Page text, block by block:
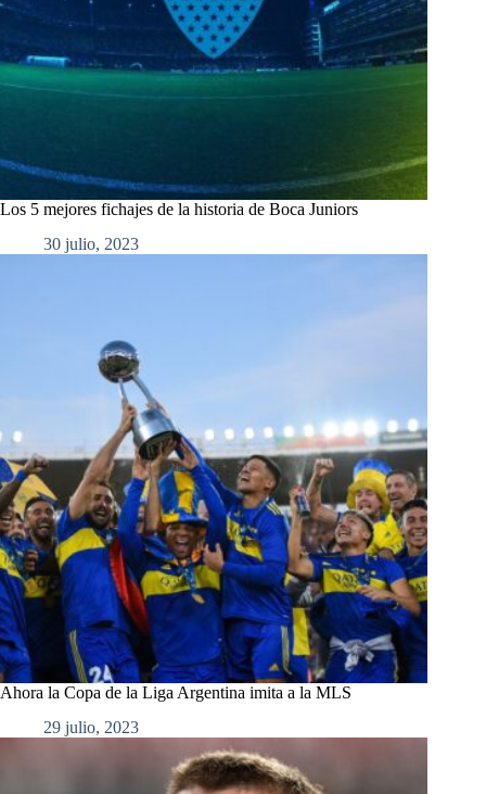
Los 5 mejores fichajes de la historia de Boca Juniors
30 julio, 2023
Ahora la Copa de la Liga Argentina imita a la MLS
29 julio, 2023